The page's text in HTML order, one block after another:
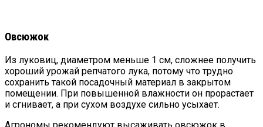
Овсюжок
Из луковиц, диаметром меньше 1 см, сложнее получить
хороший урожай репчатого лука, потому что трудно
сохранить такой посадочный материал в закрытом
помещении. При повышенной влажности он прорастает
и сгнивает, а при сухом воздухе сильно усыхает.